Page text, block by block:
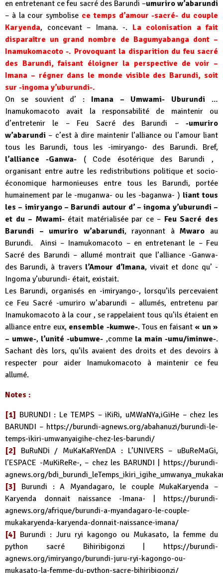
en entretenant ce feu sacré des Barundi –umuriro w’abarundi
– à la cour symbolise ce temps d’amour -sacré- du couple
Karyenda, concevant – Imana. -. La colonisation a fait
disparaître un grand nombre de Bagumyabanga dont –
Inamukomacoto -. Provoquant la disparition du feu sacré
des Barundi, faisant éloigner la perspective de voir –
Imana – régner dans le monde visible des Barundi, soit
sur -ingoma y’uburundi-.
On se souvient d’ : Imana – Umwami- Uburundi …
Inamukomacoto avait la responsabilité de maintenir ou
d’entretenir le – Feu Sacré des Barundi – -umuriro
w’abarundi – c’est à dire maintenir l’alliance ou l’amour liant
tous les Barundi, tous les -imiryango- des Barundi. Bref,
l’alliance -Ganwa- ( Code ésotérique des Barundi ,
organisant entre autre les redistributions politique et socio-
économique harmonieuses entre tous les Barundi, portée
humainement par le -muganwa- ou les -baganwa- ) liant tous
les – imiryango – Barundi autour d’ – ingoma y’uburundi –
et du – Mwami-était matérialisée par ce – Feu Sacré des
Barundi – umuriro w’abarundi, rayonnant àMwaro au
Burundi. Ainsi – Inamukomacoto – en entretenant le – Feu
Sacré des Barundi – allumé montrait que l’alliance -Ganwa-
des Barundi, à traversl’Amour d’Imana, vivait et donc qu’ -
Ingoma y’uburundi- était, existait.
Les Barundi, organisés en -imiryango-, lorsqu’ils percevaient
ce Feu Sacré -umuriro w’abarundi – allumés, entretenu par
Inamukomacoto à la cour , se rappelaient tous qu’ils étaient en
alliance entre eux, ensemble -kumwe-. Tous en faisant « un »
– umwe-, l’unité -ubumwe- ,comme la main -umu/iminwe-.
Sachant dès lors, qu’ils avaient des droits et des devoirs à
respecter pour aider Inamukomacoto à maintenir ce feu
allumé.
Notes :
[1] BURUNDI : Le TEMPS – iKiRi, uMWaNYa,iGiHe – chez les
BARUNDI – https://burundi-agnews.org/abahanuzi/burundi-le-
temps-ikiri-umwanyaigihe-chez-les-barundi/
[2] BuRuNDi / MuKaKaRYenDA : L’UNIVERS – uBuReMaGi,
l’ESPACE -MuKiReRe-, – chez les BARUNDI | https://burundi-
agnews.org/
[3] Burundi : A Myandagaro, le couple MukaKaryenda –
Karyenda donnait naissance -Imana- |
https://burundi-
agnews.org/afrique/burundi-a-myandagaro-le-couple-
mukakaryenda-karyenda-donnait-naissance-imana/
[4] Burundi : Juru ryi kagongo ou Mukasato, la femme du
python sacré Bihiribigonzi | https://burundi-
agnews.org/imiryango/burundi-juru-ryi-kagongo-ou-
mukasato-la-femme-du-python-sacre-bihiribigonzi/